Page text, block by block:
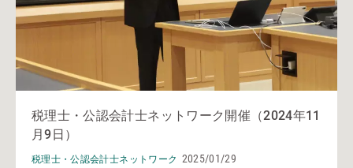
税理士・公認会計士ネットワーク開催（2024年11
月9日）
税理士・公認会計士ネットワーク 2025/01/29